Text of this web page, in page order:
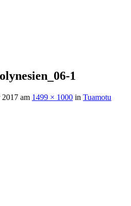
1
2017 am 1499 × 1000 in Tuamotu